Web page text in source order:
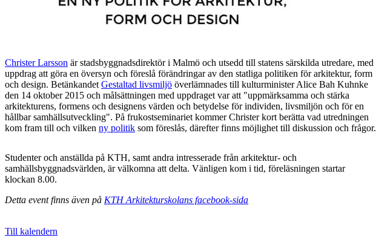
Christer Larsson är stadsbyggnadsdirektör i Malmö och utsedd till statens särskilda utredare, med
uppdrag att göra en översyn och föreslå förändringar av den statliga politiken för arkitektur, form
och design. Betänkandet Gestaltad livsmiljö överlämnades till kulturminister Alice Bah Kuhnke
den 14 oktober 2015 och målsättningen med uppdraget var att "uppmärksamma och stärka
arkitekturens, formens och designens värden och betydelse för individen, livsmiljön och för en
hållbar samhällsutveckling". På frukostseminariet kommer Christer kort berätta vad utredningen
kom fram till och vilken ny politik som föreslås, därefter finns möjlighet till diskussion och frågor.
Studenter och anställda på KTH, samt andra intresserade från arkitektur- och
samhällsbyggnadsvärlden, är välkomna att delta. Vänligen kom i tid, föreläsningen startar
klockan 8.00.
Detta event finns även på KTH Arkitekturskolans facebook-sida
Till kalendern